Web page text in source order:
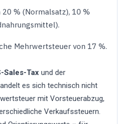
20 % (Normalsatz), 10 %
Mehrwertsteuer von 17 %.
Sales-Tax und der
es sich technisch nicht
mit Vorsteuerabzug,
Verkaufssteuern.